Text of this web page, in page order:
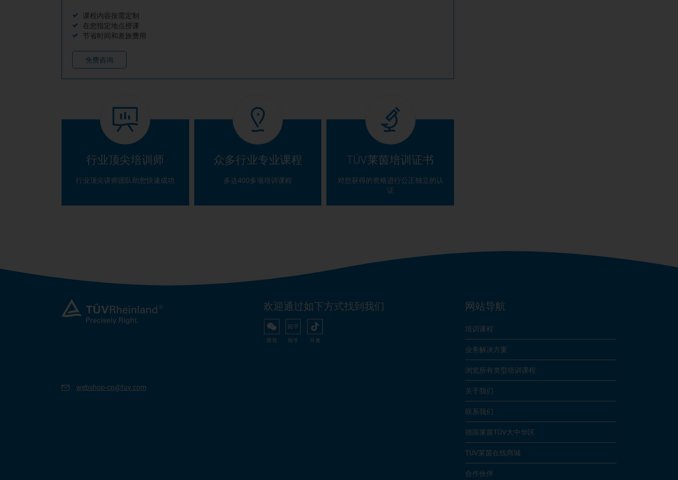
课程内容按需定制
在您指定地点授课
节省时间和差旅费用
免费咨询
行业顶尖培训师
行业顶尖讲师团队助您快速成功
众多行业专业课程
多达400多项培训课程
TÜV莱茵培训证书
对您获得的资格进行公正独立的认
证
webshop-cn@tuv.com
欢迎通过如下方式找到我们 网站导航
培训课程
业务解决方案
浏览所有类型培训课程
关于我们
联系我们
德国莱茵TÜV大中华区
TÜV莱茵在线商城
合作伙伴